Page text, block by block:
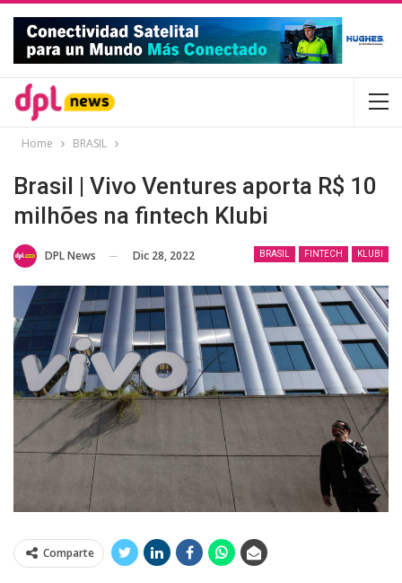
Home BRASIL
Brasil | Vivo Ventures aporta R$ 10
milhões na fintech Klubi
BRASIL FINTECH KLUBI
DPL News Dic 28, 2022
Comparte